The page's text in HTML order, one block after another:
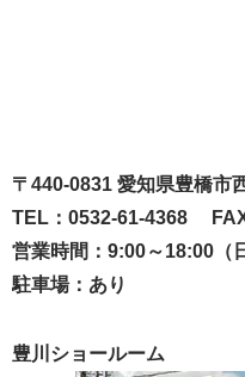
〒440-0831 愛知県豊橋市
TEL：0532-61-4368
営業時間：9:00～18:00（
駐車場：あり
豊川ショールーム